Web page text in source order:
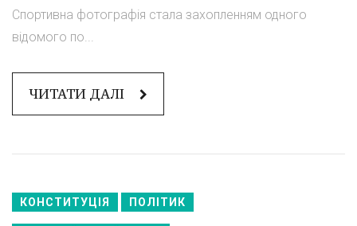
Спортивна фотографія стала захопленням одного
відомого по...
ЧИТАТИ ДАЛІ
КОНСТИТУЦІЯ ПОЛІТИК